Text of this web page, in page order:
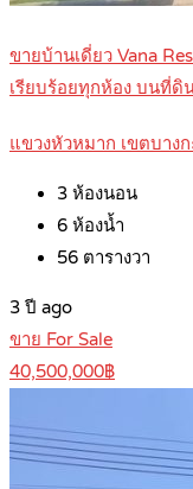
ขายบ้านเดี่ยว Vana
เรียบร้อยทุกห้อง บนที่ดิ
แขวงหัวหมาก เขตบาง
3 ห้องนอน
6 ห้องน้ำ
56 ตารางวา
3 ปี ago
ขาย For Sale
40,500,000฿